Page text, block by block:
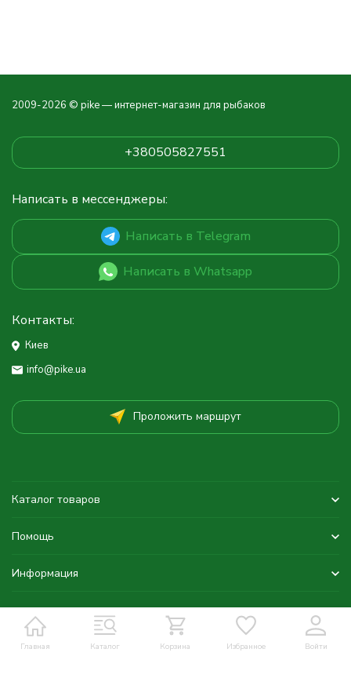
Главная Каталог Корзина Избранное Войти
2009-2026 © pike — интернет-магазин для рыбаков
+380505827551
Написать в мессенджеры:
Написать в Telegram
Написать в Whatsapp
Контакты:
Киев
info@pike.ua
Проложить маршрут
Каталог товаров
Помощь
Информация